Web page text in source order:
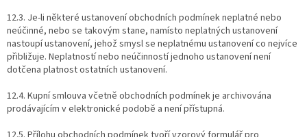
12.3. Je-li některé ustanovení obchodních podmínek neplatné nebo
neúčinné, nebo se takovým stane, namísto neplatných ustanovení
nastoupí ustanovení, jehož smysl se neplatnému ustanovení co nejvíce
přibližuje. Neplatností nebo neúčinností jednoho ustanovení není
dotčena platnost ostatních ustanovení.
12.4. Kupní smlouva včetně obchodních podmínek je archivována
prodávajícím v elektronické podobě a není přístupná.